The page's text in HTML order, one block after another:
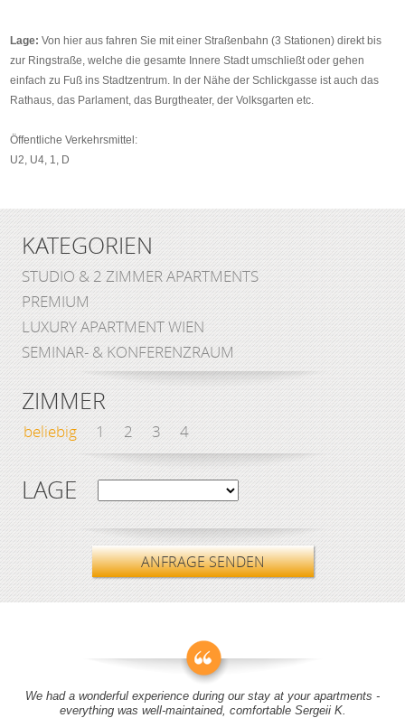
Lage: Von hier aus fahren Sie mit einer Straßenbahn (3 Stationen) direkt bis
zur Ringstraße, welche die gesamte Innere Stadt umschließt oder gehen
einfach zu Fuß ins Stadtzentrum. In der Nähe der Schlickgasse ist auch das
Rathaus, das Parlament, das Burgtheater, der Volksgarten etc.
Öffentliche Verkehrsmittel:
U2, U4, 1, D
KATEGORIEN
STUDIO & 2 ZIMMER APARTMENTS
PREMIUM
LUXURY APARTMENT WIEN
SEMINAR- & KONFERENZRAUM
ZIMMER
beliebig 1 2 3 4
LAGE
ANFRAGE SENDEN
We had a wonderful experience during our stay at your apartments -
everything was well-maintained, comfortable Sergeii K.